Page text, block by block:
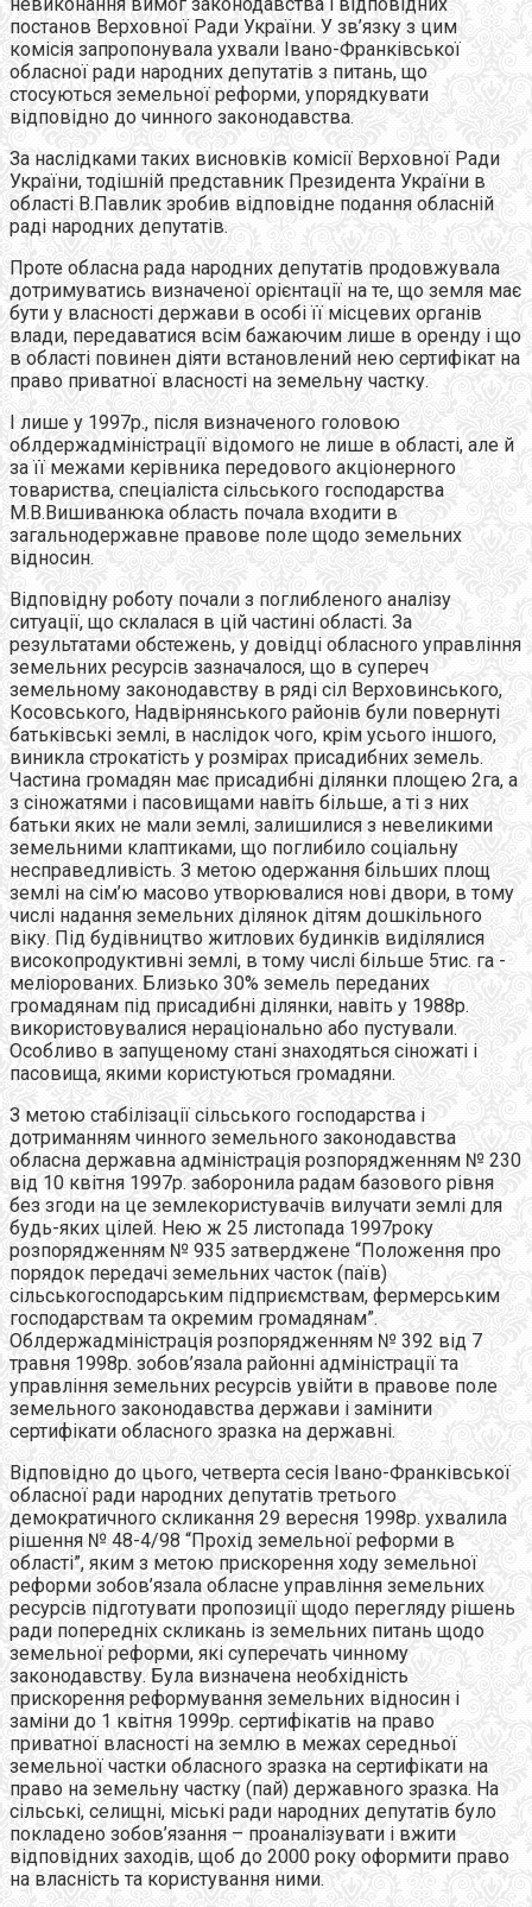
постанов Верховної Ради України. У зв’язку з цим
комісія запропонувала ухвали Івано-Франківської
обласної ради народних депутатів з питань, що
стосуються земельної реформи, упорядкувати
відповідно до чинного законодавства.
За наслідками таких висновків комісії Верховної Ради
України, тодішній представник Президента України в
області В.Павлик зробив відповідне подання обласній
раді народних депутатів.
Проте обласна рада народних депутатів продовжувала
дотримуватись визначеної орієнтації на те, що земля має
бути у власності держави в особі її місцевих органів
влади, передаватися всім бажаючим лише в оренду і що
в області повинен діяти встановлений нею сертифікат на
право приватної власності на земельну частку.
І лише у 1997р., після визначеного головою
облдержадміністрації відомого не лише в області, але й
за її межами керівника передового акціонерного
товариства, спеціаліста сільського господарства
М.В.Вишиванюка область почала входити в
загальнодержавне правове поле щодо земельних
відносин.
Відповідну роботу почали з поглибленого аналізу
ситуації, що склалася в цій частині області. За
результатами обстежень, у довідці обласного управління
земельних ресурсів зазначалося, що в супереч
земельному законодавству в ряді сіл Верховинського,
Косовського, Надвірнянського районів були повернуті
батьківські землі, в наслідок чого, крім усього іншого,
виникла строкатість у розмірах присадибних земель.
Частина громадян має присадибні ділянки площею 2га, а
з сіножатями і пасовищами навіть більше, а ті з них
батьки яких не мали землі, залишилися з невеликими
земельними клаптиками, що поглибило соціальну
несправедливість. З метою одержання більших площ
землі на сім’ю масово утворювалися нові двори, в тому
числі надання земельних ділянок дітям дошкільного
віку. Під будівництво житлових будинків виділялися
високопродуктивні землі, в тому числі більше 5тис. га -
меліорованих. Близько 30% земель переданих
громадянам під присадибні ділянки, навіть у 1988р.
використовувалися нераціонально або пустували.
Особливо в запущеному стані знаходяться сіножаті і
пасовища, якими користуються громадяни.
З метою стабілізації сільського господарства і
дотриманням чинного земельного законодавства
обласна державна адміністрація розпорядженням № 230
від 10 квітня 1997р. заборонила радам базового рівня
без згоди на це землекористувачів вилучати землі для
будь-яких цілей. Нею ж 25 листопада 1997року
розпорядженням № 935 затверджене “Положення про
порядок передачі земельних часток (паїв)
сільськогосподарським підприємствам, фермерським
господарствам та окремим громадянам”.
Облдержадміністрація розпорядженням № 392 від 7
травня 1998р. зобов’язала районні адміністрації та
управління земельних ресурсів увійти в правове поле
земельного законодавства держави і замінити
сертифікати обласного зразка на державні.
Відповідно до цього, четверта сесія Івано-Франківської
обласної ради народних депутатів третього
демократичного скликання 29 вересня 1998р. ухвалила
рішення № 48-4/98 “Прохід земельної реформи в
області”, яким з метою прискорення ходу земельної
реформи зобов’язала обласне управління земельних
ресурсів підготувати пропозиції щодо перегляду рішень
ради попередніх скликань із земельних питань щодо
земельної реформи, які суперечать чинному
законодавству. Була визначена необхідність
прискорення реформування земельних відносин і
заміни до 1 квітня 1999р. сертифікатів на право
приватної власності на землю в межах середньої
земельної частки обласного зразка на сертифікати на
право на земельну частку (пай) державного зразка. На
сільські, селищні, міські ради народних депутатів було
покладено зобов’язання – проаналізувати і вжити
відповідних заходів, щоб до 2000 року оформити право
на власність та користування ними.